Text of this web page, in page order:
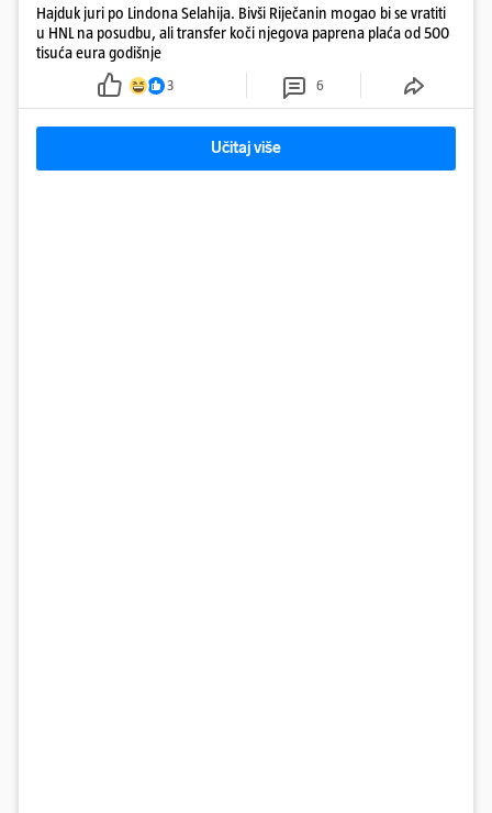
Hajduk juri po Lindona Selahija. Bivši Riječanin mogao bi se vratiti
u HNL na posudbu, ali transfer koči njegova paprena plaća od 500
tisuća eura godišnje
3 6
Učitaj više